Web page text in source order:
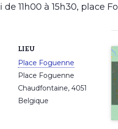
de 11h00 à 15h30, place
LIEU
Place Foguenne
Place Foguenne
Chaudfontaine, 4051
Belgique